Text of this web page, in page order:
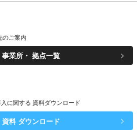
のご案内
事業所・ 拠点一覧
に関する 資料ダウンロード
資料 ダウンロード